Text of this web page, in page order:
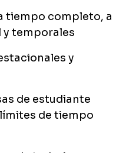
tiempo completo, a
temporales
y
de estudiante
de tiempo